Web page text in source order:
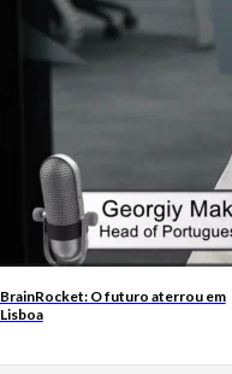
BrainRocket: O futuro aterrou em
Lisboa